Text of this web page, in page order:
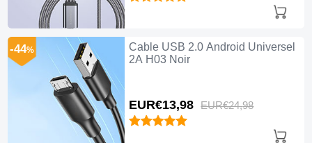
Cable USB 2.0 Android Universel
2A H03 Noir
EUR€13,98 EUR€24,98
-44%